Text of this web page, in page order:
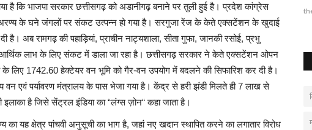
है कि भाजपा सरकार छत्तीसगढ़ को अडानीगढ़ बनाने पर तुली हुई है। प्रदेश कांग्रेस
अरण्य के घने जंगलों पर संकट उत्पन्न हो गया है। सरगुजा रेंज के केते एक्सटेंशन के खुदाई
अब रामगढ़ की पहाड़ियां, प्राचीन नाट्यशाला, सीता गुफा, जानकी रसोई, प्रभु
लाभ के लिए संकट में डाला जा रहा है। छत्तीसगढ़ सरकार ने केते एक्सटेंशन ओपन
के लिए 1742.60 हेक्टेयर वन भूमि को गैर-वन उपयोग में बदलने की सिफारिश कर दी है।
वन एवं पर्यावरण मंत्रालय के पास भेजा गया है। केंद्र से हरी झंडी मिलते ही 7 लाख से
इलाका है जिसे सेंट्रल इंडिया का “लंग्स ज़ोन“ कहा जाता है।
यह क्षेत्र पांचवी अनुसूची का भाग है, जहां नए खदान स्थापित करने का लगातार विरोध
thebiginningtimes May 29, 2026 11